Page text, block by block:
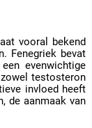
vooral bekend
Fenegriek bevat
evenwichtige
testosteron
invloed heeft
de aanmaak van